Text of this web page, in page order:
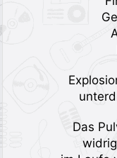
Das